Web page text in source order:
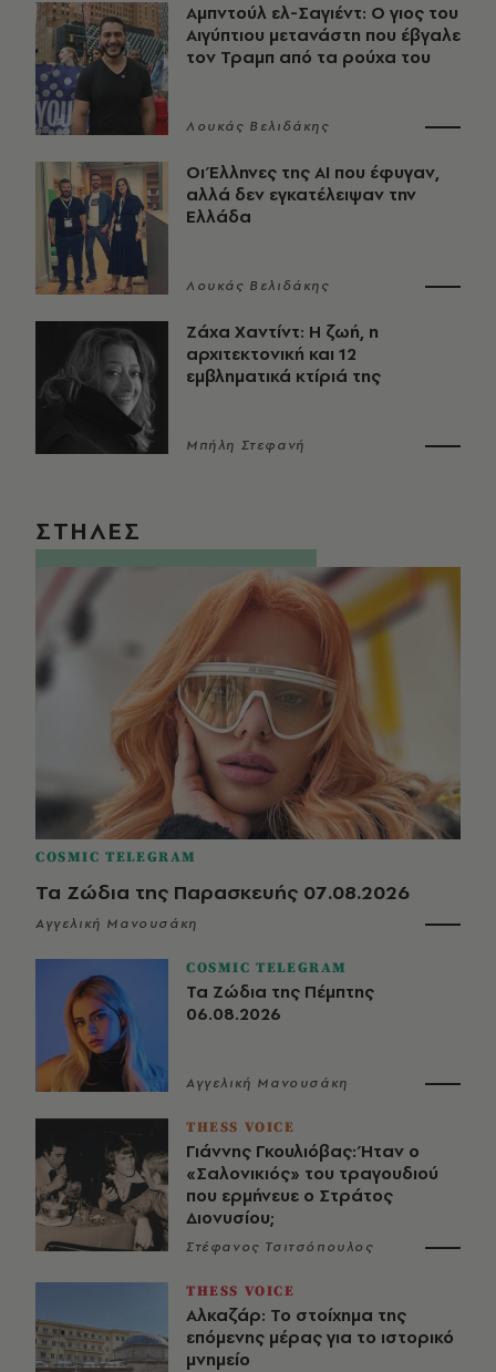
Αμπντούλ ελ-Σαγιέντ: Ο γιος του
Αιγύπτιου μετανάστη που έβγαλε
τον Τραμπ από τα ρούχα του
Λουκάς Βελιδάκης
Οι Έλληνες της ΑΙ που έφυγαν,
αλλά δεν εγκατέλειψαν την
Ελλάδα
Λουκάς Βελιδάκης
Ζάχα Χαντίντ: Η ζωή, η
αρχιτεκτονική και 12
εμβληματικά κτίριά της
Μπήλη Στεφανή
ΣΤΗΛΕΣ
COSMIC TELEGRAM
Τα Ζώδια της Παρασκευής 07.08.2026
Αγγελική Μανουσάκη
COSMIC TELEGRAM
Τα Ζώδια της Πέμπτης
06.08.2026
Αγγελική Μανουσάκη
THESS VOICE
Γιάννης Γκουλιόβας: Ήταν ο
«Σαλονικιός» του τραγουδιού
που ερμήνευε ο Στράτος
Διονυσίου;
Στέφανος Τσιτσόπουλος
THESS VOICE
Αλκαζάρ: Το στοίχημα της
επόμενης μέρας για το ιστορικό
μνημείο